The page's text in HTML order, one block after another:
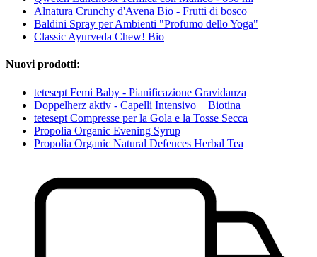
Alnatura Crunchy d'Avena Bio - Frutti di bosco
Baldini Spray per Ambienti "Profumo dello Yoga"
Classic Ayurveda Chew! Bio
Nuovi prodotti:
tetesept Femi Baby - Pianificazione Gravidanza
Doppelherz aktiv - Capelli Intensivo + Biotina
tetesept Compresse per la Gola e la Tosse Secca
Propolia Organic Evening Syrup
Propolia Organic Natural Defences Herbal Tea